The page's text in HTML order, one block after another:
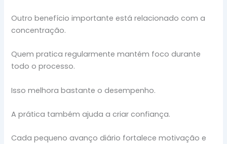
Outro benefício importante está relacionado com a
concentração.
Quem pratica regularmente mantém foco durante
todo o processo.
Isso melhora bastante o desempenho.
A prática também ajuda a criar confiança.
Cada pequeno avanço diário fortalece motivação e